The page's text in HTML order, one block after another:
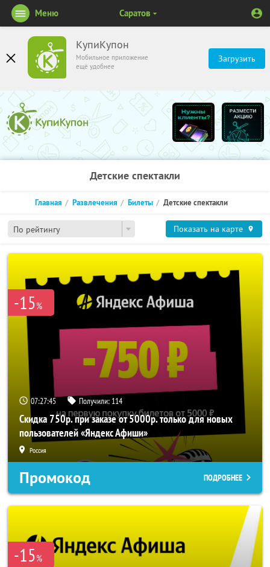
КупиКупон
Мобильное приложение
ещё удобнее
Загрузить
Меню Саратов
Детские спектакли
По рейтингу
Главная Развлечения Билеты Детские спектакли
Показать на карте
-15%
07:27:45 Получили: 114
Скидка 750р. при заказе от 5000р. только для новых
пользователей «Яндекс Афиши»
Россия
Промокод ПОДРОБНЕЕ
-15%